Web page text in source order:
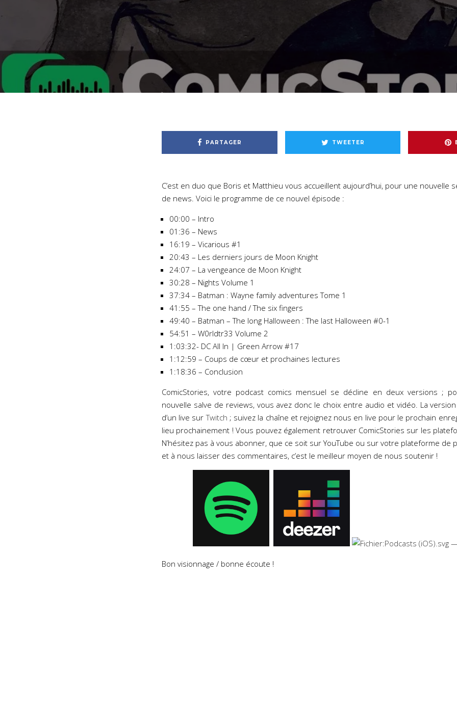
PARTAGER TWEETER
C’est en duo que Boris et Matthieu vous accueillent aujourd’hui, pour une nouvelle
de news. Voici le programme de ce nouvel épisode :
00:00 – Intro
01:36 – News
16:19 – Vicarious #1
20:43 – Les derniers jours de Moon Knight
24:07 – La vengeance de Moon Knight
30:28 – Nights Volume 1
37:34 – Batman : Wayne family adventures Tome 1
41:55 – The one hand / The six fingers
49:40 – Batman – The long Halloween : The last Halloween #0-1
54:51 – W0rldtr33 Volume 2
1:03:32- DC All In | Green Arrow #17
1:12:59 – Coups de cœur et prochaines lectures
1:18:36 – Conclusion
ComicStories, votre podcast comics mensuel se décline en deux versions ;
nouvelle salve de reviews, vous avez donc le choix entre audio et vidéo. La
d’un live surTwitch ; suivez la chaîne et rejoignez nous en live pour le prochain
lieu prochainement ! Vous pouvez également retrouver ComicStories sur les
N’hésitez pas à vous abonner, que ce soit sur YouTube ou sur votre plateforme de
et à nous laisser des commentaires, c’est le meilleur moyen de nous soutenir !
Bon visionnage / bonne écoute !